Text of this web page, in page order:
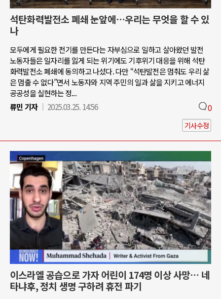
석탄화력발전소 폐쇄 눈앞에…우리는 무엇을 할 수 있
나
모두에게 필요한 전기를 만든다는 자부심으로 일하고 살아왔던 발전
노동자들은 일자리를 잃게 되는 위기에도 기후위기 대응을 위해 석탄
화력발전소 폐쇄에 동의하고 나섰다. 다만 “석탄발전은 멈춰도 우리 삶
은 멈출 수 없다”면서 노동자와 지역 주민의 일과 삶을 지키고 에너지
공공성을 실현하는 정...
류민 기자
2025.03.25. 14:56 0
기사수정
이스라엘 공습으로 가자 어린이 174명 이상 사망… 네
타냐후, 정치 생명 구하려 휴전 파기